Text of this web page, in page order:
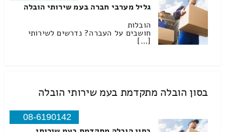
גליל מערבי חברה בעמ שירותי הובלה
הובלות
חושבים על העברה? נדרשים לשירותי
[…]
בסון הובלה מתקדמת בעמ שירותי הובלה
08-6190142